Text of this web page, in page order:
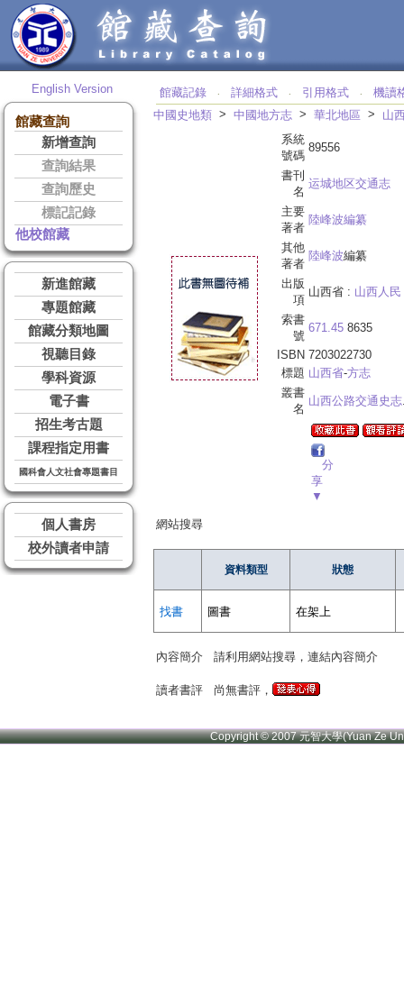
English Version
館藏查詢
新增查詢
查詢結果
查詢歷史
標記記錄
他校館藏
新進館藏
專題館藏
館藏分類地圖
視聽目錄
學科資源
電子書
招生考古題
課程指定用書
國科會人文社會專題書目
個人書房
校外讀者申請
館藏記錄 ‧ 詳細格式 ‧ 引用格式 ‧
機讀
中國史地類 > 中國地方志 > 華北地區 > 山
系統
號碼
89556
書刊
名
运城地区交通志
主要
著者
陸峰波編纂
其他
著者
陸峰波編纂
出版
項
山西省 : 山西人民
索書
號
671.45 8635
ISBN 7203022730
標題 山西省-方志
叢書
名
山西公路交通史志
分
享
▼
網站搜尋
資料類型 狀態
找書 圖書 在架上
內容簡介 請利用網站搜尋，連結內容簡介
讀者書評 尚無書評，
Copyright © 2007 元智大學(Yuan Ze